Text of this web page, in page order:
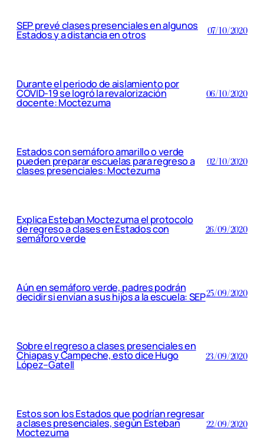
SEP prevé clases presenciales en algunos
Estados y a distancia en otros 07/10/2020
Durante el periodo de aislamiento por
COVID-19 se logró la revalorización
docente: Moctezuma
06/10/2020
Estados con semáforo amarillo o verde
pueden preparar escuelas para regreso a
clases presenciales: Moctezuma
02/10/2020
Explica Esteban Moctezuma el protocolo
de regreso a clases en Estados con
semáforo verde
26/09/2020
Aún en semáforo verde, padres podrán
decidir si envían a sus hijos a la escuela: SEP25/09/2020
Sobre el regreso a clases presenciales en
Chiapas y Campeche, esto dice Hugo
López–Gatell
23/09/2020
Estos son los Estados que podrían regresar
a clases presenciales, según Esteban
Moctezuma
22/09/2020